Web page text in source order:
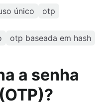
único otp
otp baseada em hash
a senha